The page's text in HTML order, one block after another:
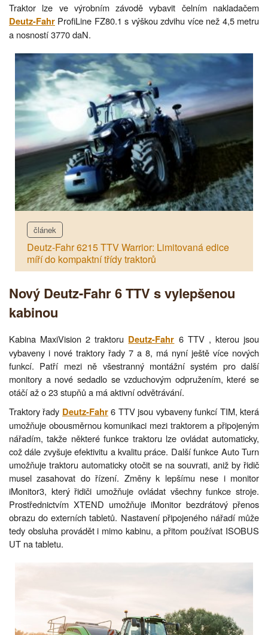
Traktor lze ve výrobním závodě vybavit čelním nakladačem
Deutz-Fahr ProfiLine FZ80.1 s výškou zdvihu více než 4,5 metru
a nosností 3770 daN.
článek
Deutz-Fahr 6215 TTV Warrior: Limitovaná edice
míří do kompaktní třídy traktorů
Nový Deutz-Fahr 6 TTV s vylepšenou
kabinou
Kabina MaxiVision 2 traktoru Deutz-Fahr 6 TTV , kterou jsou
vybaveny i nové traktory řady 7 a 8, má nyní ještě více nových
funkcí. Patří mezi ně všestranný montážní systém pro další
monitory a nové sedadlo se vzduchovým odpružením, které se
otáčí až o 23 stupňů a má aktivní odvětrávání.
Traktory řady Deutz-Fahr6 TTV jsou vybaveny funkcí TIM, která
umožňuje obousměrnou komunikaci mezi traktorem a připojeným
nářadím, takže některé funkce traktoru lze ovládat automaticky,
což dále zvyšuje efektivitu a kvalitu práce. Další funkce Auto Turn
umožňuje traktoru automaticky otočit se na souvrati, aniž by řidič
musel zasahovat do řízení. Změny k lepšímu nese i monitor
iMonitor3, který řidiči umožňuje ovládat všechny funkce stroje.
Prostřednictvím XTEND umožňuje iMonitor bezdrátový přenos
obrazu do externích tabletů. Nastavení připojeného nářadí může
tedy obsluha provádět i mimo kabinu, a přitom používat ISOBUS
UT na tabletu.